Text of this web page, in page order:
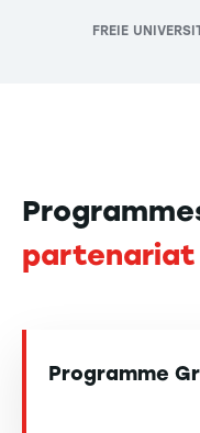
FREIE
partenariat
Programme